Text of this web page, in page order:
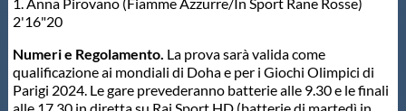
2'16"20
Numeri e Regolamento. La prova sarà valida come
qualificazione ai mondiali di Doha e per i Giochi Olimpici di
Parigi 2024. Le gare prevederanno batterie alle 9.30 e le finali